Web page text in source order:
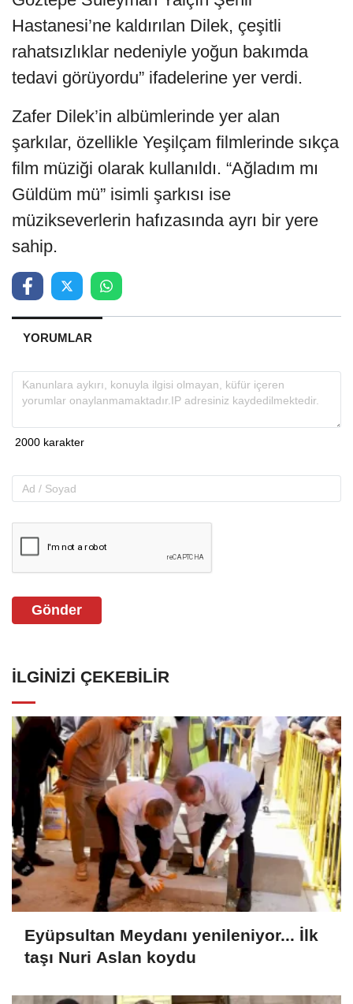
Hastanesi’ne kaldırılan Dilek, çeşitli
rahatsızlıklar nedeniyle yoğun bakımda
tedavi görüyordu” ifadelerine yer verdi.
Zafer Dilek’in albümlerinde yer alan
şarkılar, özellikle Yeşilçam filmlerinde sıkça
film müziği olarak kullanıldı. “Ağladım mı
Güldüm mü” isimli şarkısı ise
müzikseverlerin hafızasında ayrı bir yere
sahip.
YORUMLAR
Gönder
İLGINIZI ÇEKEBILIR
Eyüpsultan Meydanı yenileniyor... İlk
taşı Nuri Aslan koydu